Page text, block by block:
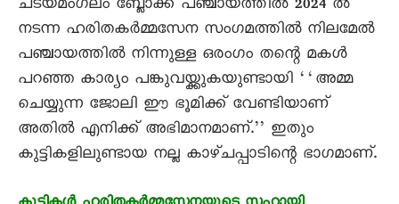
ചടയമംഗലം ബ്ലോക്ക് പഞ്ചായത്തിൽ 2024 ൽ
നടന്ന ഹരിതകർമ്മസേന സംഗമത്തിൽ നിലമേൽ
പഞ്ചായത്തിൽ നിന്നുള്ള ഒരംഗം തന്റെ മകൾ
പറഞ്ഞ കാര്യം പങ്കുവയ്ക്കുകയുണ്ടായി ‘‘അമ്മ
ചെയ്യുന്ന ജോലി ഈ ഭൂമിക്ക് വേണ്ടിയാണ്
അതിൽ എനിക്ക് അഭിമാനമാണ്.’’ ഇതും
കുട്ടികളിലുണ്ടായ നല്ല കാഴ്ചപ്പാടിന്റെ ഭാഗമാണ്.